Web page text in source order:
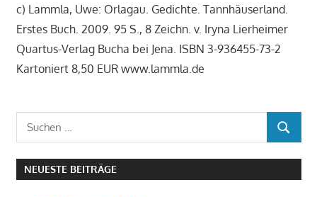
c) Lammla, Uwe: Orlagau. Gedichte. Tannhäuserland.
Erstes Buch. 2009. 95 S., 8 Zeichn. v. Iryna Lierheimer
Quartus-Verlag Bucha bei Jena. ISBN 3-936455-73-2
Kartoniert 8,50 EUR www.lammla.de
Suchen
nach:
SUCHEN
NEUESTE BEITRÄGE